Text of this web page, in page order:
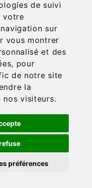
de suivi
votre
sur
vous montrer
et des
pour
de notre site
la
nos visiteurs.
préférences
- 2022